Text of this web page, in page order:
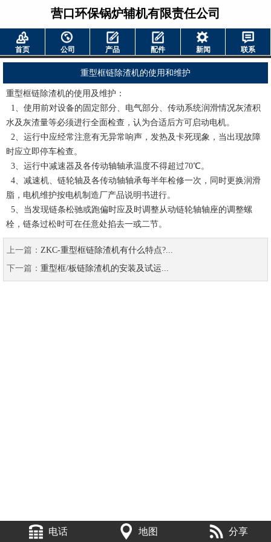
营口环保锅炉辅机有限责任公司
首页 公司 产品 配件 新闻 联系
重型框链除渣机的使用和维护
重型框链除渣机的使用及维护：
1、使用前对设备的固定部分、电气部分、传动系统润滑情况灰渣积
水及灰渣量等必须进行全面检查，认为合适后方可启动电机。
2、运行中应经常注意有无异常响声，发热及卡死现象，当出现故障
时应立即停车检查。
3、运行中减速器及各传动轴轴承温度不得超过70℃。
4、减速机、链轮轴及各传动轴轴承每半年检修一次，同时更换润滑
脂，电机维护按电机制造厂产品说明书进行。
5、当发现链条松驰或跑偏时应及时调整从动链轮轴轴座的调整螺
栓，链条过松时可在任意处掐去一或二节。
上一篇： ZKC-重型框链除渣机有什么特点?...
下一篇： 重型框/板链除渣机的安装及试运...
电话 地图 分享